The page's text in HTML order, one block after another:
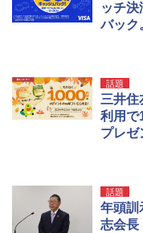
[キ
広
ー
簡
￥
[
広
￥-
ラ
防
￥
ポ
ア/
￥
ッチ
バック
話題
三井住
利用で
プレゼ
話題
年頭訓
志会長